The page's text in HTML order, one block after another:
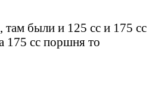
там были и 125 сс и 175 сс
175 сс поршня то